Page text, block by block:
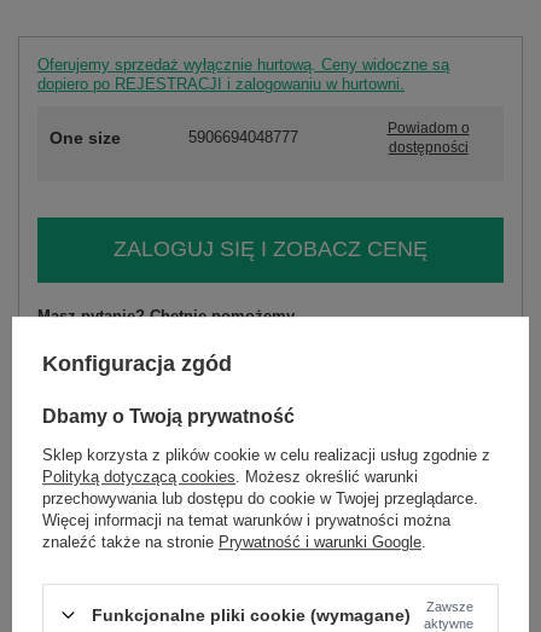
Oferujemy sprzedaż wyłącznie hurtową. Ceny widoczne są
dopiero po REJESTRACJI i zalogowaniu w hurtowni.
One size 5906694048777
Powiadom o
dostępności
ZALOGUJ SIĘ I ZOBACZ CENĘ
Masz pytanie? Chętnie pomożemy.
skład materiału : 100% bawełna
sposób prania : pranie w pralce w 30°C
Kod produktu
TW-SK-BI-6-2014.07
Marka
OCH BELLA
typ produktu
sukienka letnia
codzienne
Konfiguracja zgód
Dbamy o Twoją prywatność
Sklep korzysta z plików cookie w celu realizacji usług zgodnie z
Polityką dotyczącą cookies . Możesz określić warunki
przechowywania lub dostępu do cookie w Twojej przeglądarce.
Więcej informacji na temat warunków i prywatności można
znaleźć także na stronie Prywatność i warunki Google
Funkcjonalne pliki cookie (wymagane)
Zawsze
aktywne